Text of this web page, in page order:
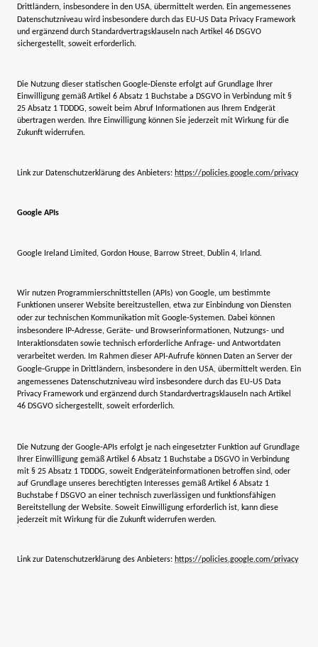
Drittländern, insbesondere in den USA, übermittelt werden. Ein angemessenes
Datenschutzniveau wird insbesondere durch das EU‑US Data Privacy Framework
und ergänzend durch Standardvertragsklauseln nach Artikel 46 DSGVO
sichergestellt, soweit erforderlich.
Die Nutzung dieser statischen Google‑Dienste erfolgt auf Grundlage Ihrer
Einwilligung gemäß Artikel 6 Absatz 1 Buchstabe a DSGVO in Verbindung mit §
25 Absatz 1 TDDDG, soweit beim Abruf Informationen aus Ihrem Endgerät
übertragen werden. Ihre Einwilligung können Sie jederzeit mit Wirkung für die
Zukunft widerrufen.
Link zur Datenschutzerklärung des Anbieters: https://policies.google.com/privacy
Google APIs
Google Ireland Limited, Gordon House, Barrow Street, Dublin 4, Irland.
Wir nutzen Programmierschnittstellen (APIs) von Google, um bestimmte
Funktionen unserer Website bereitzustellen, etwa zur Einbindung von Diensten
oder zur technischen Kommunikation mit Google‑Systemen. Dabei können
insbesondere IP‑Adresse, Geräte- und Browserinformationen, Nutzungs- und
Interaktionsdaten sowie technisch erforderliche Anfrage‑ und Antwortdaten
verarbeitet werden. Im Rahmen dieser API‑Aufrufe können Daten an Server der
Google‑Gruppe in Drittländern, insbesondere in den USA, übermittelt werden. Ein
angemessenes Datenschutzniveau wird insbesondere durch das EU‑US Data
Privacy Framework und ergänzend durch Standardvertragsklauseln nach Artikel
46 DSGVO sichergestellt, soweit erforderlich.
Die Nutzung der Google‑APIs erfolgt je nach eingesetzter Funktion auf Grundlage
Ihrer Einwilligung gemäß Artikel 6 Absatz 1 Buchstabe a DSGVO in Verbindung
mit § 25 Absatz 1 TDDDG, soweit Endgeräteinformationen betroffen sind, oder
auf Grundlage unseres berechtigten Interesses gemäß Artikel 6 Absatz 1
Buchstabe f DSGVO an einer technisch zuverlässigen und funktionsfähigen
Bereitstellung der Website. Soweit Einwilligung erforderlich ist, kann diese
jederzeit mit Wirkung für die Zukunft widerrufen werden.
Link zur Datenschutzerklärung des Anbieters: https://policies.google.com/privacy